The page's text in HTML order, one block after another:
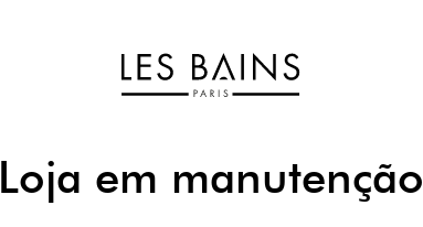
Loja em manutenção